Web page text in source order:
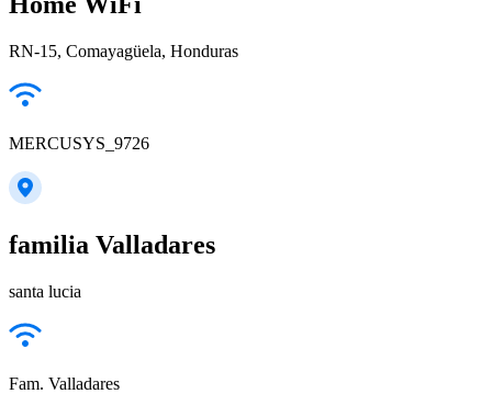
RN-15, Comayagüela, Honduras
MERCUSYS_9726
familia Valladares
santa lucia
Fam. Valladares